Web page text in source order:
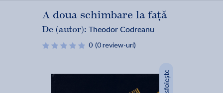
A doua schimbare la față
De (autor): Theodor Codreanu
0 (0 review-uri)